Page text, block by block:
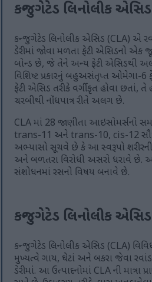
કન્જુગેટેડ લિનોલીક
કન્જુગેટેડ લિનોલીક એસિડ (CLA) એ
ડેરીમાં જોવા મળતા ફેટી એસિડનો
બોન્ડ છે, જે તેને અન્ય ફેટી એસિડથી
વિશિષ્ટ પ્રકારનું બહુઅસંતૃપ્ત ઓમેગા-6
ફેટી એસિડ તરીકે વર્ગીકૃત હોવા છતાં, તે
ચરબીથી નોંધપાત્ર રીતે અલગ છે.
CLA માં 28 જાણીતા આઇસોમર્સનો
trans-11 અને trans-10, cis-12
અભ્યાસો સૂચવે છે કે આ સ્વરૂપો શરીરની
અને બળતરા વિરોધી અસરો ધરાવે છે.
સંશોધનમાં રસનો વિષય બનાવે છે.
કન્જુગેટેડ લિનોલીક એસિડ
કન્જુગેટેડ લિનોલીક એસિડ (CLA)
મુખ્યત્વે ગાય, ઘેટાં અને બકરા જેવા
ડેરીમાં. આ ઉત્પાદનોમાં CLA ની